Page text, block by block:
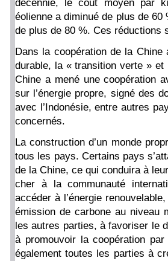
décennie, le coût moyen par
éolienne a diminué de plus de 60
de plus de 80 %. Ces
Dans la coopération de la
durable, la « transition verte »
Chine a mené une coopération
sur l’énergie propre, signé des
avec l’Indonésie, entre autres
concernés.
La construction d’un monde
tous les pays. Certains pays
de la Chine, ce qui conduira à
cher à la communauté
accéder à l’énergie
émission de carbone au niveau
les autres parties, à favoriser le
à promouvoir la coopération
également toutes les parties à